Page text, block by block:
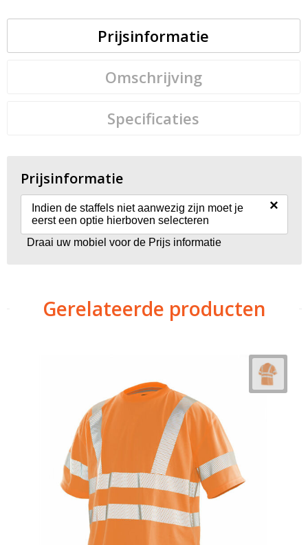
Prijsinformatie
Omschrijving
Specificaties
Prijsinformatie
Indien de staffels niet aanwezig zijn moet je
eerst een optie hierboven selecteren
×
Draai uw mobiel voor de Prijs informatie
Gerelateerde producten